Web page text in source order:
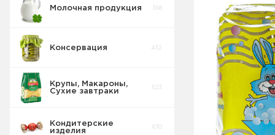
Молочная продукция 368
Консервация 432
Крупы, Макароны,
Сухие завтраки
523
Кондитерские
изделия
670